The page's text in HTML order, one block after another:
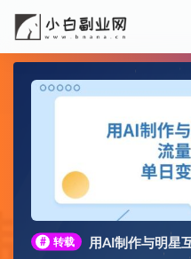
# 转载
用AI制作与明星